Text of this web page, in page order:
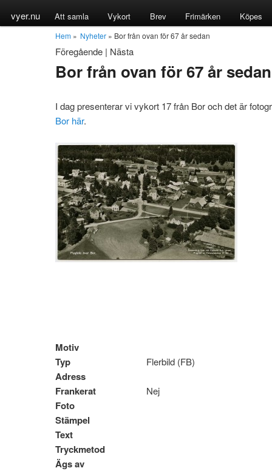
vyer.nu Att samla Vykort Brev Frimärken Köpes
Hem » Nyheter » Bor från ovan för 67 år sedan
Föregående | Nästa
Bor från ovan för 67 år sedan
I dag presenterar vi vykort 17 från Bor och det är
Bor här.
Motiv
Typ
Flerbild (FB)
Adress
Frankerat
Nej
Foto
Stämpel
Text
Tryckmetod
Ägs av